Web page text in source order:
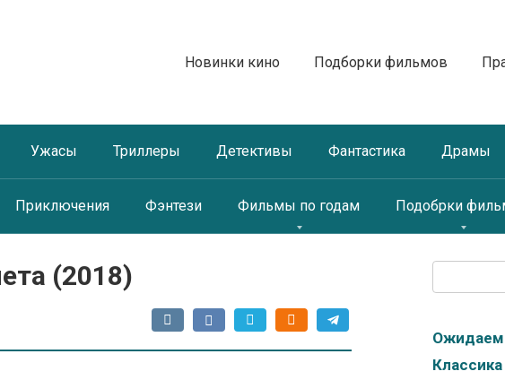
Новинки кино Подборки фильмов
Ужасы Триллеры Детективы Фантастика Драмы
Приключения Фэнтези Фильмы по годам Подобрки
(2018)